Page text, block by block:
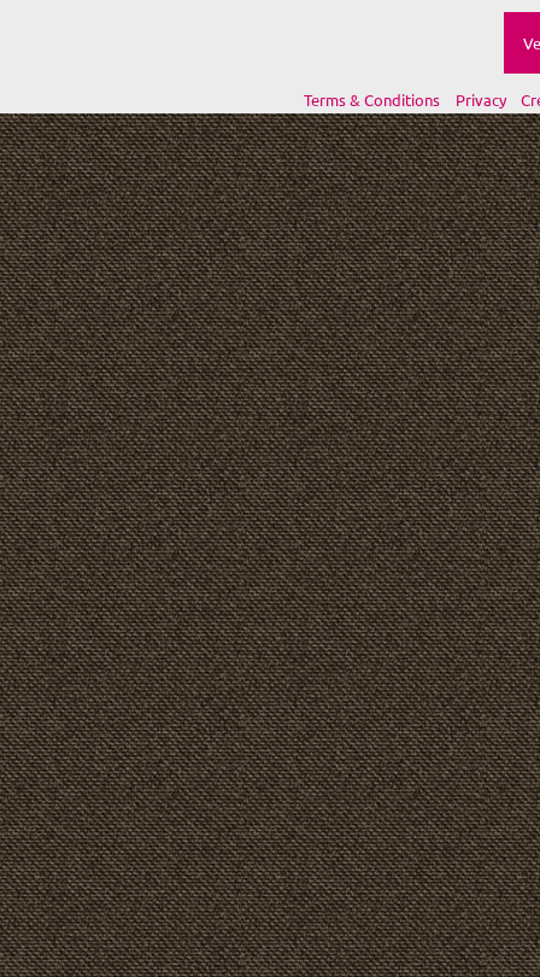
Terms & Conditions Privacy